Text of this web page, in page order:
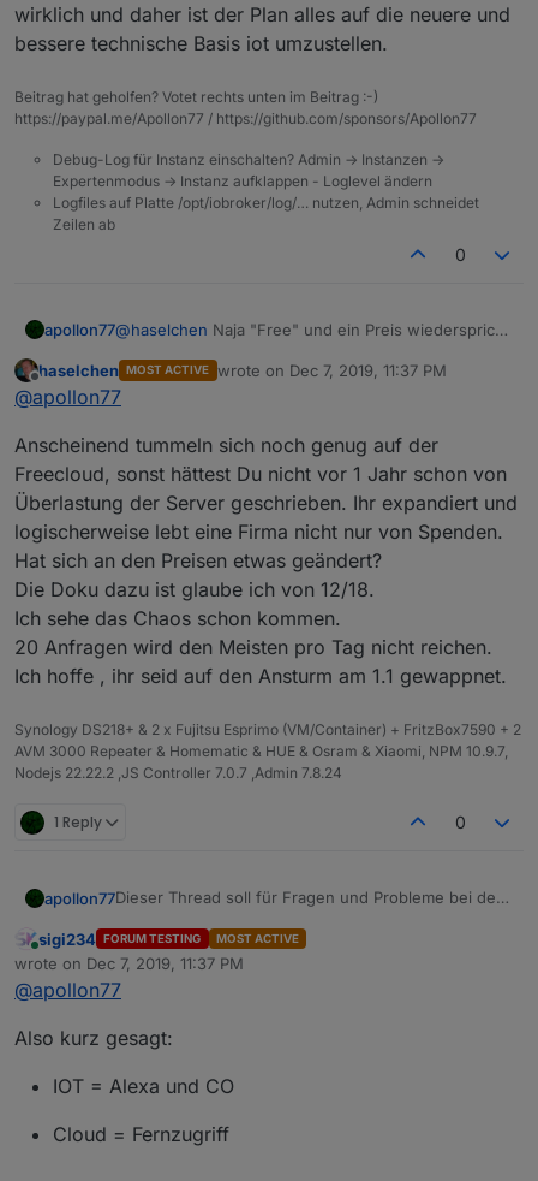
wirklich und daher ist der Plan alles auf die neuere und
bessere technische Basis iot umzustellen.
Beitrag hat geholfen? Votet rechts unten im Beitrag :-)
https://paypal.me/Apollon77 / https://github.com/sponsors/Apollon77
Debug-Log für Instanz einschalten? Admin -> Instanzen ->
Expertenmodus -> Instanz aufklappen - Loglevel ändern
Logfiles auf Platte /opt/iobroker/log/… nutzen, Admin schneidet
Zeilen ab
0
apollon77@haselchen Naja "Free" und ein Preis wiederspricht
Effektiv ist es aber auch das cloud (egal ob Free
oder Pro) bei Alexa anders funktioniert wie das neue
skaliert nicht wirklich und daher ist der Plan alles auf
die neuere und bessere technische Basis iot
Offline
haselchen MOST ACTIVE wrote on Dec 7, 2019, 11:37 PM
last edited by
@apollon77
Anscheinend tummeln sich noch genug auf der
Freecloud, sonst hättest Du nicht vor 1 Jahr schon von
Überlastung der Server geschrieben. Ihr expandiert und
logischerweise lebt eine Firma nicht nur von Spenden.
Hat sich an den Preisen etwas geändert?
Die Doku dazu ist glaube ich von 12/18.
Ich sehe das Chaos schon kommen.
20 Anfragen wird den Meisten pro Tag nicht reichen.
Ich hoffe , ihr seid auf den Ansturm am 1.1 gewappnet.
Synology DS218+ & 2 x Fujitsu Esprimo (VM/Container) + FritzBox7590 + 2
AVM 3000 Repeater & Homematic & HUE & Osram & Xiaomi, NPM 10.9.7,
Nodejs 22.22.2 ,JS Controller 7.0.7 ,Admin 7.8.24
1 Reply 0
apollon77Dieser Thread soll für Fragen und Probleme bei der
Bitte nutzt ihn themenspezifisch.
Für generelle Fragen zu iot und Cloud konsultiert
https://forum.iobroker.net/topic/18517/anleitung-iot-
reloaded-alexa-und-services
Nach der Umstellung und wenn der Cloud-Adapter
Ihn bitte, da er sonst immer noch eine Verbindung
verbraucht!
Online
sigi234 FORUM TESTING MOST ACTIVE
wrote on Dec 7, 2019, 11:37 PM
last edited by
@apollon77
Also kurz gesagt:
IOT = Alexa und CO
Cloud = Fernzugriff